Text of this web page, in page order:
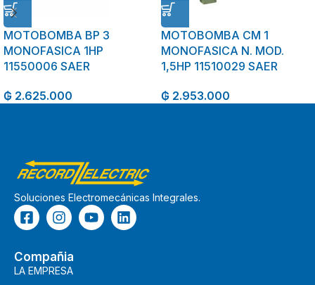
MOTOBOMBA BP 3
MONOFASICA 1HP
11550006 SAER
₲ 2.625.000
MOTOBOMBA CM 1
MONOFASICA N. MOD.
1,5HP 11510029 SAER
₲ 2.953.000
Soluciones Electromecánicas Integrales.
Compañia
LA EMPRESA